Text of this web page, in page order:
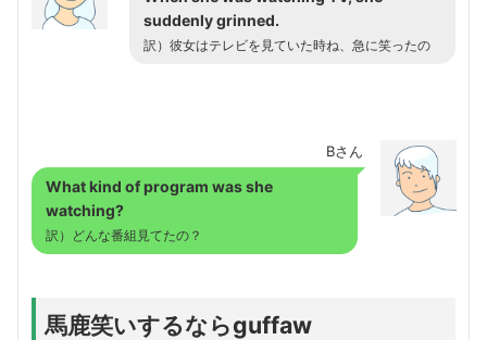
suddenly grinned.
訳）彼女はテレビを見ていた時ね、急に笑ったの
Bさん
What kind of program was she
watching?
訳）どんな番組見てたの？
馬鹿笑いするならguffaw